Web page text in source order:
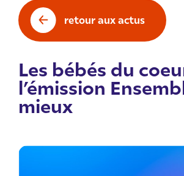
retour aux actus
Les bébés du
l’émission
mieux